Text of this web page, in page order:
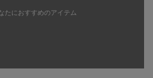
たにおすすめのアイテム